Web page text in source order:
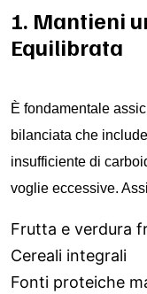
1. Mantieni
Equilibrata
È fondamentale
bilanciata che
insufficiente di
voglie eccessive.
Frutta e verdura
Cereali integrali
Fonti proteiche